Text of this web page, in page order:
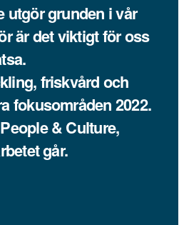
utgör grunden i vår
är det viktigt för oss
friskvård och
fokusområden 2022.
& Culture,
går.